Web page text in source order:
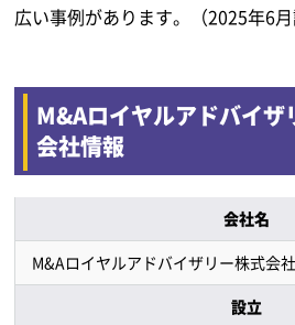
広い事例があります。（2025年6月
M&Aロイヤルアドバイザ
会社情報
会社名
M&Aロイヤルアドバイザリー株式会社
設立